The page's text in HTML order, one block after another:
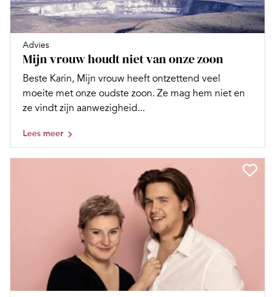
Advies
Mijn vrouw houdt niet van onze zoon
Beste Karin, Mijn vrouw heeft ontzettend veel
moeite met onze oudste zoon. Ze mag hem niet en
ze vindt zijn aanwezigheid...
Lees meer